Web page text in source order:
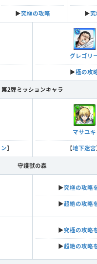
▶︎究極の攻略 ▶︎
グレゴリ
▶︎極の攻
第2弾ミッションキャラ
】
マサユキ
【地下迷宮
守護獣の森
▶︎究極の攻略
▶︎超絶の攻略
▶︎究極の攻略
▶︎超絶の攻略